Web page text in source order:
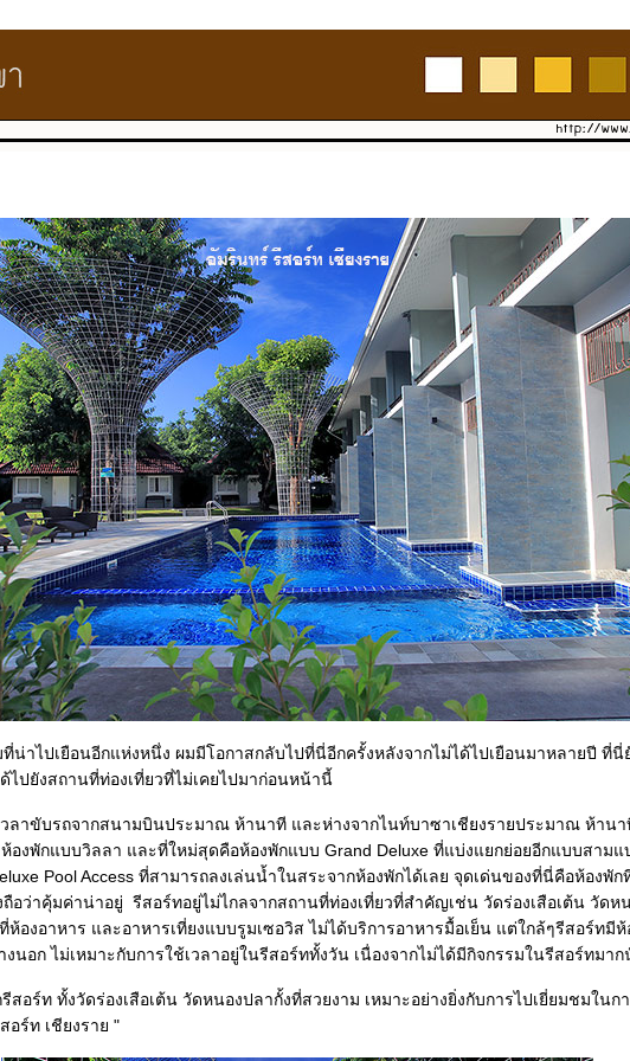
าไปเยือนอีกแห่งหนึ่ง ผมมีโอกาสกลับไปที่นี่อีกครั้งหลังจากไม่ได้ไปเยือนมาหลายปี ที่
ไปยังสถานที่ท่องเที่ยวที่ไม่เคยไปมาก่อนหน้านี้
วลาขับรถจากสนามบินประมาณ ห้านาที และห่างจากไนท์บาซาเชียงรายประมาณ ห้า
งพักแบบวิลลา และที่ใหม่สุดคือห้องพักแบบ Grand Deluxe ที่แบ่งแยกย่อยอีกแบบสามแ
Pool Access ที่สามารถลงเล่นน้ำในสระจากห้องพักได้เลย จุดเด่นของที่นี่คือห้อง
ว่าคุ้มค่าน่าอยู่ รีสอร์ทอยู่ไม่ไกลจากสถานที่ท่องเที่ยวที่สำคัญเช่น วัดร่องเสือเต้น วัด
งอาหาร และอาหารเที่ยงแบบรูมเซอวิส ไม่ได้บริการอาหารมื้อเย็น แต่ใกล้ๆรีสอร์ท
นอก ไม่เหมาะกับการใช้เวลาอยู่ในรีสอร์ททั้งวัน เนื่องจากไม่ได้มีกิจกรรมในรีสอร์ทมาก
อร์ท ทั้งวัดร่องเสือเต้น วัดหนองปลากั้งที่สวยงาม เหมาะอย่างยิ่งกับการไปเยี่ยมชมใน
อร์ท เชียงราย "